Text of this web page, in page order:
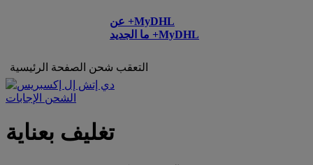
عن +MyDHL
ما الجديد +MyDHL
الصفحة الرئيسية شحن التعقب
الشحن الإجابات
تغليف بعناية